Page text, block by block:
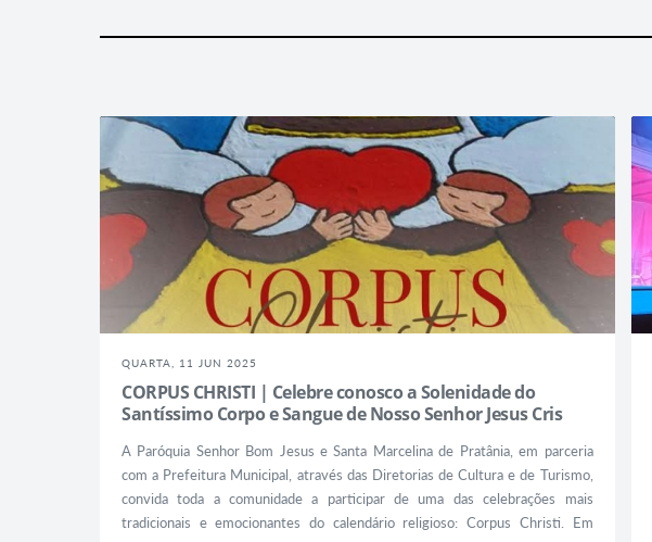
QUARTA, 11 JUN 2025
CORPUS CHRISTI | Celebre conosco a Solenidade do
Santíssimo Corpo e Sangue de Nosso Senhor Jesus Cris
A Paróquia Senhor Bom Jesus e Santa Marcelina de Pratânia, em parceria
com a Prefeitura Municipal, através das Diretorias de Cultura e de Turismo,
convida toda a comunidade a participar de uma das celebrações mais
tradicionais e emocionantes do calendário religioso: Corpus Christi. Em